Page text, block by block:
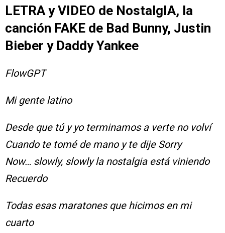
LETRA y VIDEO de NostalgIA, la
canción FAKE de Bad Bunny, Justin
Bieber y Daddy Yankee
FlowGPT
Mi gente latino
Desde que tú y yo terminamos a verte no volví
Cuando te tomé de mano y te dije Sorry
Now… slowly, slowly la nostalgia está viniendo
Recuerdo
Todas esas maratones que hicimos en mi
cuarto